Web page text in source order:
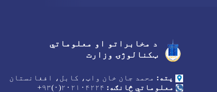
د مخابراتو او معلوماتي
ټکنالوژۍ وزارت
پته: محمد جان خان واټ، کابل، افغانستان
معلوماتي څانګه: